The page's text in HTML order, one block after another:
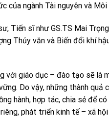
ngành Tài nguyên và
Tiến sĩ như GS.TS Mai
Thủy văn và Biến đổi khí
với giáo dục – đào tạo sẽ là
Do vậy, những thành quả
hành, hợp tác, chia sẻ để
phát triển kinh tế – xã hội